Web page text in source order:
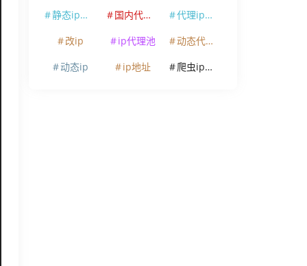
毫秒")
静态ip代理
国内代理ip
代理ip软件
改ip
ip代理池
动态代理ip
动态ip
ip地址 爬虫ip代理